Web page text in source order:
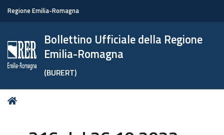
Regione Emilia-Romagna
Bollettino Ufficiale della Regione
Emilia-Romagna
(BURERT)
Tu